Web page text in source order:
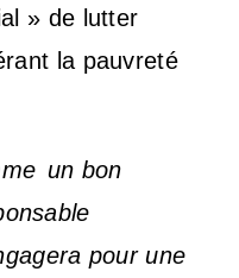
» de lutter
la pauvreté
un bon
pour une